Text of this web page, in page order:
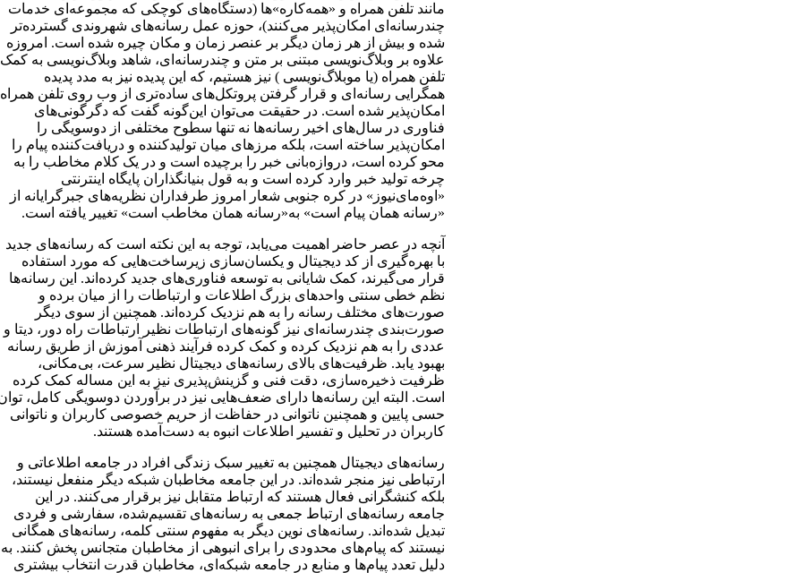
مانند تلفن همراه و «همه‌کاره‌»ها (دستگاه‌های کوچکی که مجموعه‌ای خدمات
چندرسانه‌ای امکان‌پذیر می‌کنند)، حوزه عمل رسانه‌های شهروندی گسترده‌تر
شده و بیش از هر زمان دیگر بر عنصر زمان و مکان چیره شده است. امروزه
علاوه بر وبلاگ‌نویسی مبتنی بر متن و چندرسانه‌ای، شاهد وبلاگ‌نویسی به کمک
تلفن همراه (یا موبلاگ‌نویسی ) نیز هستیم، که این پدیده نیز به مدد پدیده
همگرایی رسانه‌ای و قرار گرفتن پروتکل‌های ساده‌تری از وب روی تلفن همراه
امکان‌پذیر شده است. در حقیقت می‌توان این‌گونه گفت که دگرگونی‌های
فناوری در سال‌های اخیر رسانه‌ها نه ‌تنها سطوح مختلفی از دوسویگی را
امکان‌پذیر ساخته است، بلکه مرزهای میان تولیدکننده و دریافت‌کننده پیام را
محو کرده است، دروازه‌بانی خبر را برچیده است و در یک کلام مخاطب را به
چرخه تولید خبر وارد کرده است و به قول بنیانگذاران پایگاه اینترنتی
«اوه‌مای‌نیوز» در کره جنوبی شعار امروز طرفداران نظریه‌های جبرگرایانه از
«رسانه همان پیام است» به«رسانه همان مخاطب است» تغییر یافته است.
آنچه در عصر حاضر اهمیت می‌یابد، توجه به این نکته است که رسانه‌های جدید
با بهره‌گیری از کد دیجیتال و یکسان‌سازی زیرساخت‌هایی که مورد استفاده
قرار می‌گیرند، کمک شایانی به توسعه فناوری‌های جدید کرده‌اند. این رسانه‌ها
نظم خطی سنتی واحدهای بزرگ اطلاعات و ارتباطات را از میان برده و
صورت‌های مختلف رسانه را به هم نزدیک کرده‌اند. همچنین از سوی دیگر
صورت‌بندی چندرسانه‌ای نیز گونه‌های ارتباطات نظیر ارتباطات راه ‌دور، دیتا و
عددی را به هم نزدیک کرده و کمک کرده فرآیند ذهنی آموزش از طریق رسانه
بهبود یابد. ظرفیت‌های بالای رسانه‌های دیجیتال نظیر سرعت، بی‌مکانی،
ظرفیت ذخیره‌سازی، دقت فنی و گزینش‌پذیری نیز به این مساله کمک کرده
است. البته این رسانه‌ها دارای ضعف‌هایی نیز در برآوردن دوسویگی کامل،
حسی پایین و همچنین ناتوانی در حفاظت از حریم خصوصی کاربران و ناتوانی
کاربران در تحلیل و تفسیر اطلاعات انبوه به دست‌آمده هستند.
رسانه‌های دیجیتال همچنین به تغییر سبک زندگی افراد در جامعه اطلاعاتی و
ارتباطی نیز منجر شده‌اند. در این جامعه مخاطبان شبکه دیگر منفعل نیستند،
بلکه کنشگرانی فعال هستند که ارتباط متقابل نیز برقرار می‌کنند. در این
جامعه رسانه‌های ارتباط جمعی به رسانه‌های تقسیم‌شده، سفارشی و فردی
تبدیل شده‌اند. رسانه‌های نوین دیگر به مفهوم سنتی کلمه، رسانه‌های همگانی
نیستند که پیام‌های محدودی را برای انبوهی از مخاطبان متجانس پخش کنند. به
دلیل تعدد پیام‌ها و منابع در جامعه شبکه‌ای، مخاطبان قدرت انتخاب بیشتری